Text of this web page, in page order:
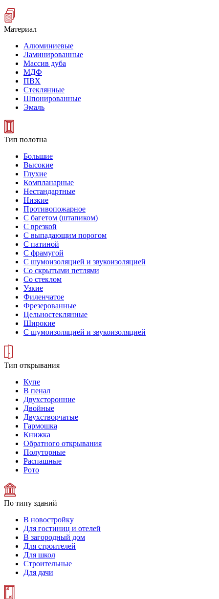
Материал
Алюминиевые
Ламинированные
Массив дуба
МДФ
ПВХ
Стеклянные
Шпонированные
Эмаль
Тип полотна
Большие
Высокие
Глухие
Компланарные
Нестандартные
Низкие
Противопожарное
С багетом (штапиком)
С врезкой
С выпадающим порогом
С патиной
С фрамугой
С шумоизоляцией и звукоизоляцией
Со скрытыми петлями
Со стеклом
Узкие
Филенчатое
Фрезерованные
Цельностеклянные
Широкие
С шумоизоляцией и звукоизоляцией
Тип открывания
Купе
В пенал
Двухсторонние
Двойные
Двухстворчатые
Гармошка
Книжка
Обратного открывания
Полуторные
Распашные
Рото
По типу зданий
В новостройку
Для гостиниц и отелей
В загородный дом
Для строителей
Для школ
Строительные
Для дачи